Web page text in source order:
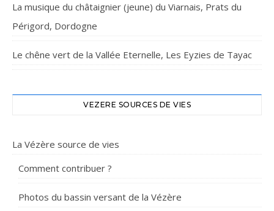
La musique du châtaignier (jeune) du Viarnais, Prats du
Périgord, Dordogne
Le chêne vert de la Vallée Eternelle, Les Eyzies de Tayac
VEZERE SOURCES DE VIES
La Vézère source de vies
Comment contribuer ?
Photos du bassin versant de la Vézère